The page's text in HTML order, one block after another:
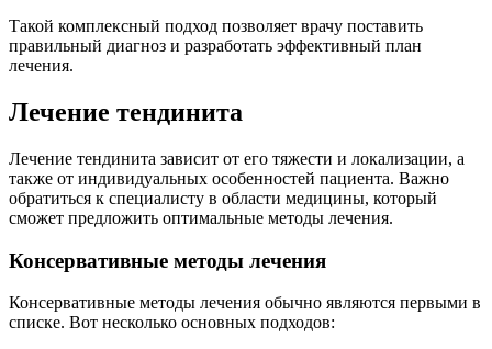
Такой комплексный подход позволяет врачу поставить
правильный диагноз и разработать эффективный план
лечения.
Лечение тендинита
Лечение тендинита зависит от его тяжести и локализации, а
также от индивидуальных особенностей пациента. Важно
обратиться к специалисту в области медицины, который
сможет предложить оптимальные методы лечения.
Консервативные методы лечения
Консервативные методы лечения обычно являются первыми в
списке. Вот несколько основных подходов: